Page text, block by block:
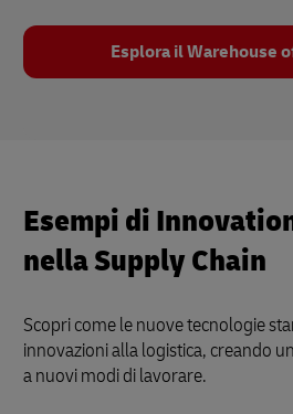
Esplora il Warehouse
Esempi di
nella Supply Chain
Scopri come le nuove tecnologie
innovazioni alla logistica, creando
a nuovi modi di lavorare.